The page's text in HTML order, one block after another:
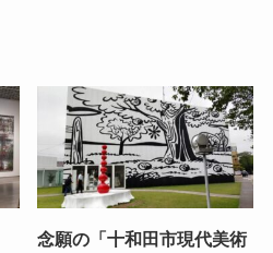
念願の「十和田市現代美術